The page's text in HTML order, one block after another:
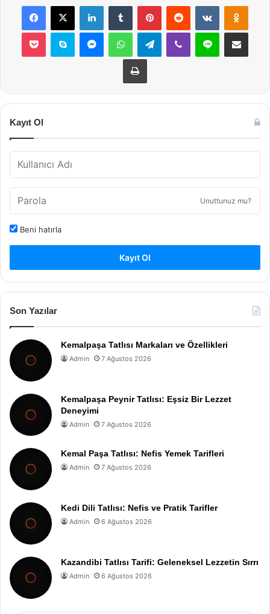
Facebook
X LinkedInTumblr PinterestReddit VKontakte
Pocket Skype MessengerWhatsAppTelegramViber Line E-Posta ile
Yazdır
Kayıt Ol
Unuttunuz mu?
Beni hatırla
Kayıt Ol
Son Yazılar
Kemalpaşa Tatlısı Markaları ve Özellikleri
Admin 7 Ağustos 2026
Kemalpaşa Peynir Tatlısı: Eşsiz Bir Lezzet
Deneyimi
Admin 7 Ağustos 2026
Kemal Paşa Tatlısı: Nefis Yemek Tarifleri
Admin 7 Ağustos 2026
Kedi Dili Tatlısı: Nefis ve Pratik Tarifler
Admin 6 Ağustos 2026
Kazandibi Tatlısı Tarifi: Geleneksel Lezzetin Sırrı
Admin 6 Ağustos 2026